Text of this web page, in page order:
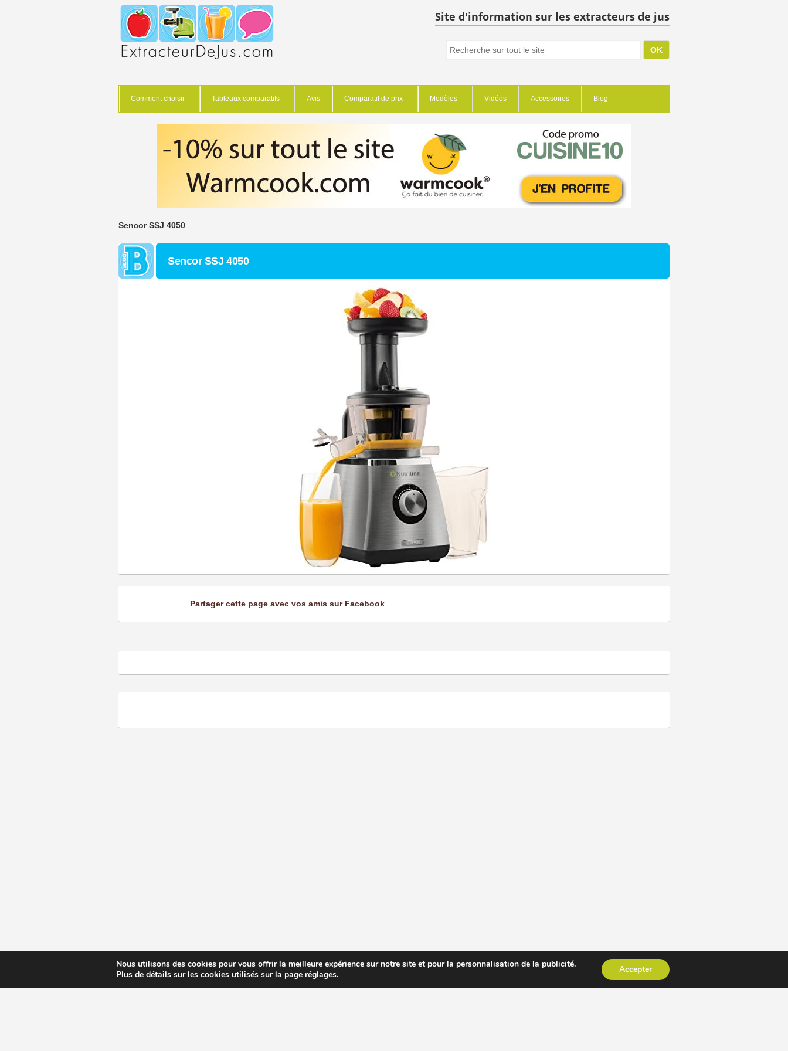
Site d'information sur les extracteurs de jus
Comment choisir Tableaux comparatifs Avis Comparatif de prix Modèles Vidéos Accessoires Blog
Sencor SSJ 4050
Sencor SSJ 4050
Partager cette page avec vos amis sur Facebook
Nous utilisons des cookies pour vous offrir la meilleure expérience sur notre site et pour la personnalisation de la publicité.
Plus de détails sur les cookies utilisés sur la page réglages. Accepter